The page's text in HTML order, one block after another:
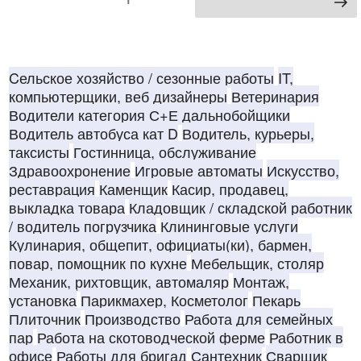
Od kandydatów oczekujemy doświadczenia na podobnym
Повар в ресторан с опытом Польша
Повар в ресторан с опытом Польша. Ресторан Sote в
отеле NoBO *** al. Włókniarzy / Liściasta 86 в
Лодзи требуются повара. Необходимы люди с опытом
работы поваром. Повар в ресторан с опытом Польша.
Зарплата нетто 12-14 злотых / час
Приглашаем посетить наши веб странички, так же
Фейсбук
Cельское хозяйство / сезонные работы IT,
компьютерщики, веб дизайнеры Ветеринария
Водители категория С+Е дальнобойщики
Водитель автобуса кат D Водитель, курьеры,
таксисты Гостинница, обслуживание
Здравоохронение Игровые автоматы Искусство,
реставрация Каменщик Касир, продавец,
выкладка товара Кладовщик / складской работник
/ водитель погрузчика Клининговые услуги
Кулинария, общепит, официаты(ки), бармен,
повар, помощник по кухне Мебельщик, столяр
Механик, рихтовщик, автомаляр Монтаж,
установка Парикмахер, Косметолог Пекарь
Плиточник Производство Работа для семейных
пар Работа на скотоводческой ферме Работник в
офисе Работы для бригад Сантехник Сварщик